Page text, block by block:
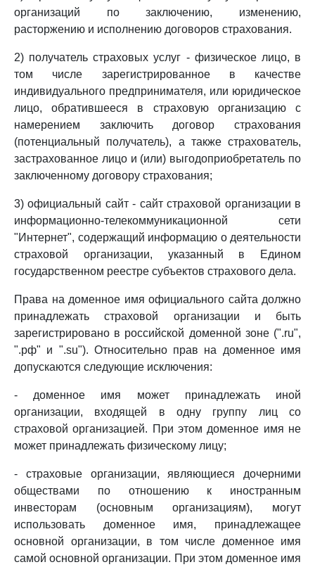
организаций по заключению, изменению,
расторжению и исполнению договоров страхования.
2) получатель страховых услуг - физическое лицо, в
том числе зарегистрированное в качестве
индивидуального предпринимателя, или юридическое
лицо, обратившееся в страховую организацию с
намерением заключить договор страхования
(потенциальный получатель), а также страхователь,
застрахованное лицо и (или) выгодоприобретатель по
заключенному договору страхования;
3) официальный сайт - сайт страховой организации в
информационно-телекоммуникационной сети
"Интернет", содержащий информацию о деятельности
страховой организации, указанный в Едином
государственном реестре субъектов страхового дела.
Права на доменное имя официального сайта должно
принадлежать страховой организации и быть
зарегистрировано в российской доменной зоне (".ru",
".рф" и ".su"). Относительно прав на доменное имя
допускаются следующие исключения:
- доменное имя может принадлежать иной
организации, входящей в одну группу лиц со
страховой организацией. При этом доменное имя не
может принадлежать физическому лицу;
- страховые организации, являющиеся дочерними
обществами по отношению к иностранным
инвесторам (основным организациям), могут
использовать доменное имя, принадлежащее
основной организации, в том числе доменное имя
самой основной организации. При этом доменное имя